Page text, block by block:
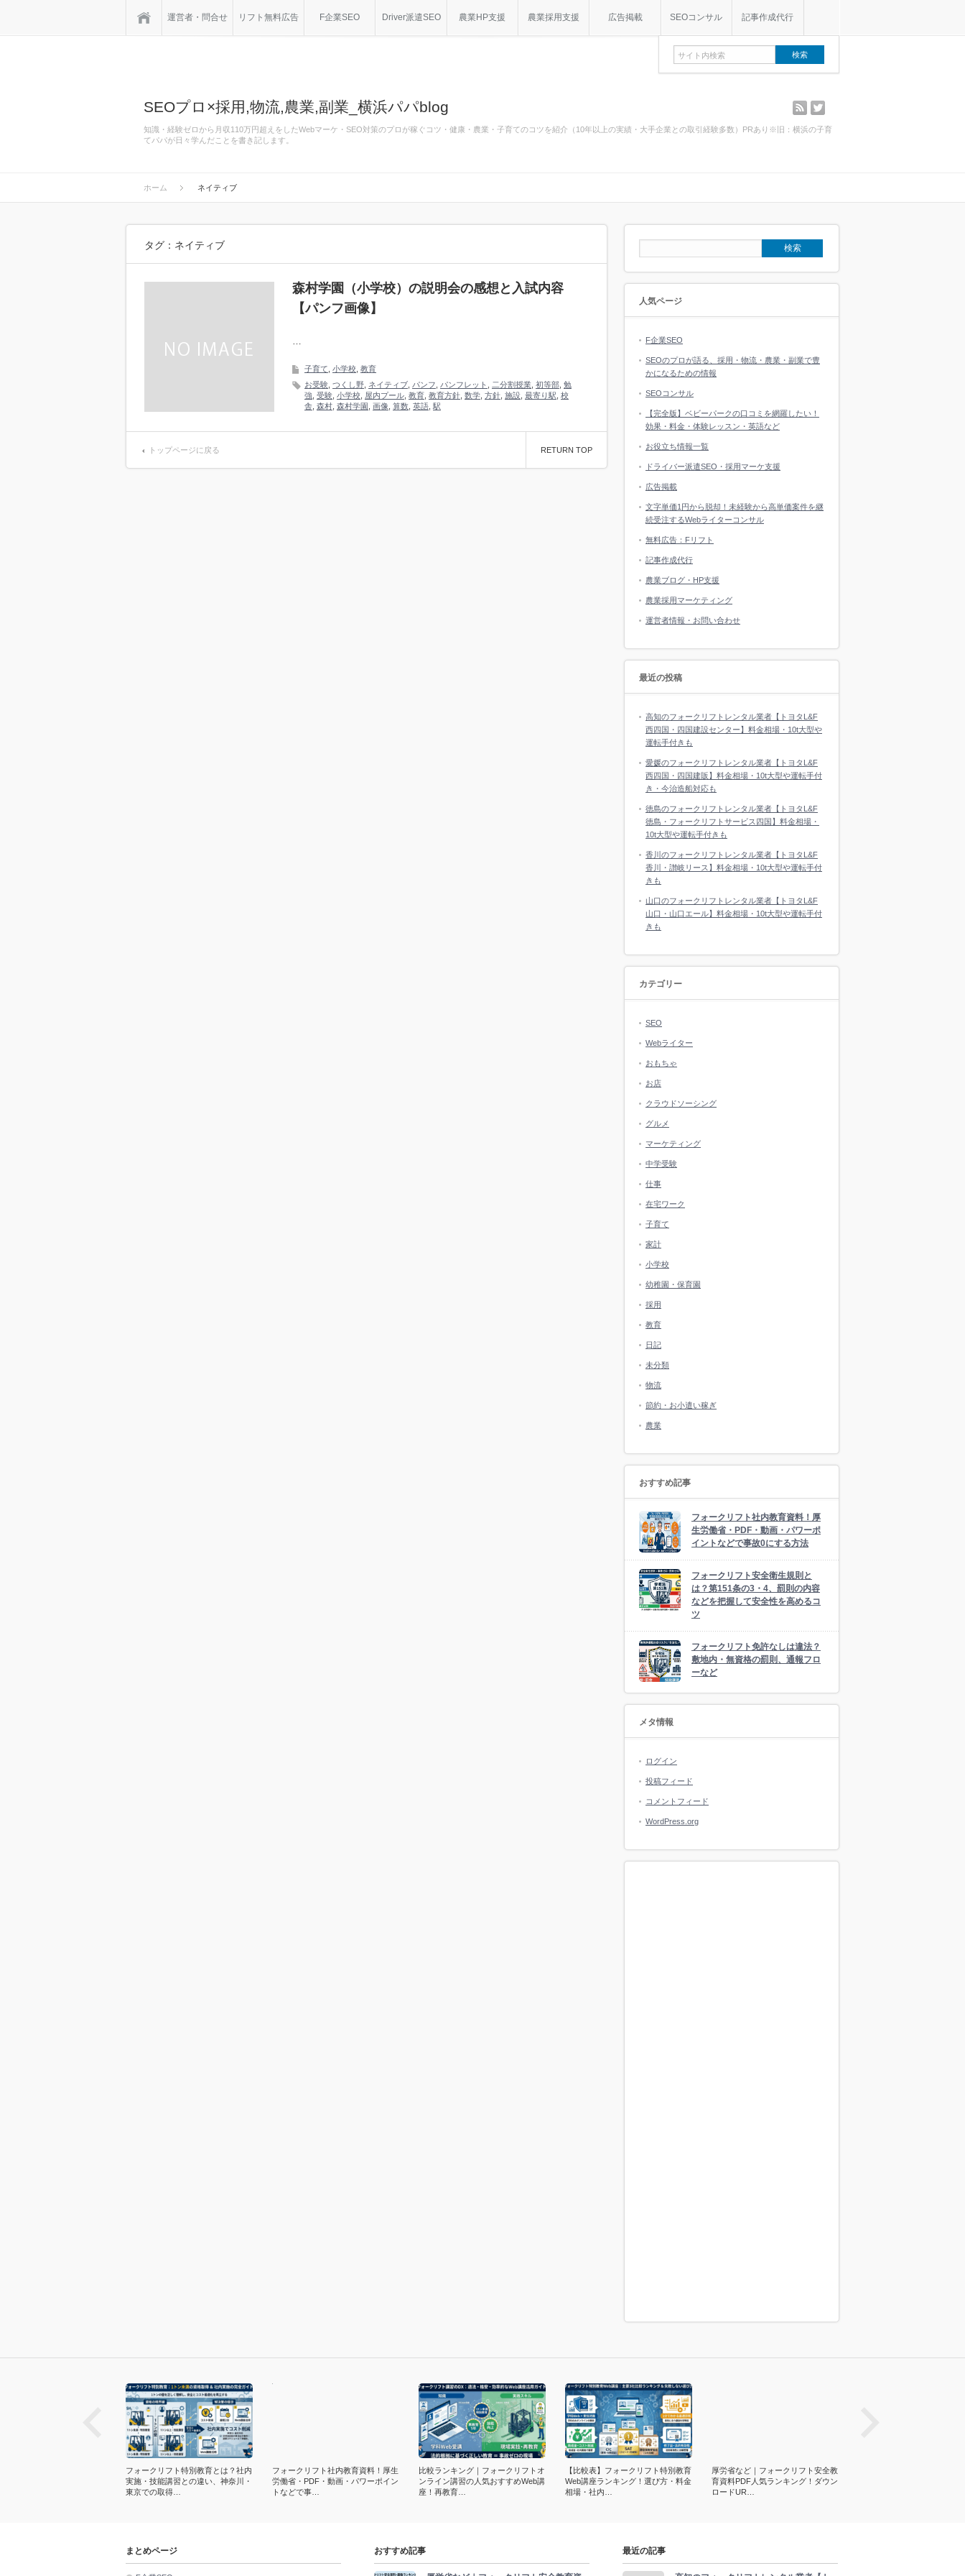
運営者・問合せ リフト無料広告 F企業SEO Driver派遣SEO 農業HP支援 農業採用支援 広告掲載 SEOコンサル 記事作成代行
SEOプロ×採用,物流,農業,副業_横浜パパblog
知識・経験ゼロから月収110万円超えをしたWebマーケ・SEO対策のプロが稼ぐコツ・健康・農業・子育てのコツを紹介（10年以上の実績・大手企業との取引経験多数）PRあり※旧：横浜の子育
てパパが日々学んだことを書き記します。
rss
ホーム ネイティブ
タグ：ネイティブ
森村学園（小学校）の説明会の感想と入試内容
【パンフ画像】
…
子育て 小学校 教育
お受験 つくし野 ネイティブ パンフ パンフレット 二分割授業 初等部 勉
強 受験 小学校 屋内プール 教育 教育方針 数学 方針 施設 最寄り駅 校
舎 森村 森村学園 画像 算数 英語 駅
トップページに戻る RETURN TOP
人気ページ
F企業SEO
SEOのプロが語る、採用・物流・農業・副業で豊
かになるための情報
SEOコンサル
【完全版】ベビーパークの口コミを網羅したい！
効果・料金・体験レッスン・英語など
お役立ち情報一覧
ドライバー派遣SEO・採用マーケ支援
広告掲載
文字単価1円から脱却！未経験から高単価案件を継
続受注するWebライターコンサル
無料広告：Fリフト
記事作成代行
農業ブログ・HP支援
農業採用マーケティング
運営者情報・お問い合わせ
最近の投稿
高知のフォークリフトレンタル業者【トヨタL&F
西四国・四国建設センター】料金相場・10t大型や
運転手付きも
愛媛のフォークリフトレンタル業者【トヨタL&F
西四国・四国建販】料金相場・10t大型や運転手付
き・今治造船対応も
徳島のフォークリフトレンタル業者【トヨタL&F
徳島・フォークリフトサービス四国】料金相場・
10t大型や運転手付きも
香川のフォークリフトレンタル業者【トヨタL&F
香川・讃岐リース】料金相場・10t大型や運転手付
きも
山口のフォークリフトレンタル業者【トヨタL&F
山口・山口エール】料金相場・10t大型や運転手付
きも
カテゴリー
SEO
Webライター
おもちゃ
お店
クラウドソーシング
グルメ
マーケティング
中学受験
仕事
在宅ワーク
子育て
家計
小学校
幼稚園・保育園
採用
教育
日記
未分類
物流
節約・お小遣い稼ぎ
農業
おすすめ記事
フォークリフト社内教育資料！厚
生労働省・PDF・動画・パワーポ
イントなどで事故0にする方法
フォークリフト安全衛生規則と
は？第151条の3・4、罰則の内容
などを把握して安全性を高めるコ
ツ
フォークリフト免許なしは違法？
敷地内・無資格の罰則、通報フロ
ーなど
メタ情報
ログイン
投稿フィード
コメントフィード
WordPress.org
フォークリフト特別教育とは？社内
実施・技能講習との違い、神奈川・
東京での取得…
フォークリフト社内教育資料！厚生
労働省・PDF・動画・パワーポイン
トなどで事…
比較ランキング｜フォークリフトオ
ンライン講習の人気おすすめWeb講
座！再教育…
【比較表】フォークリフト特別教育
Web講座ランキング！選び方・料金
相場・社内…
厚労省など｜フォークリフト安全教
育資料PDF人気ランキング！ダウン
ロードUR…
まとめページ おすすめ記事 最近の記事